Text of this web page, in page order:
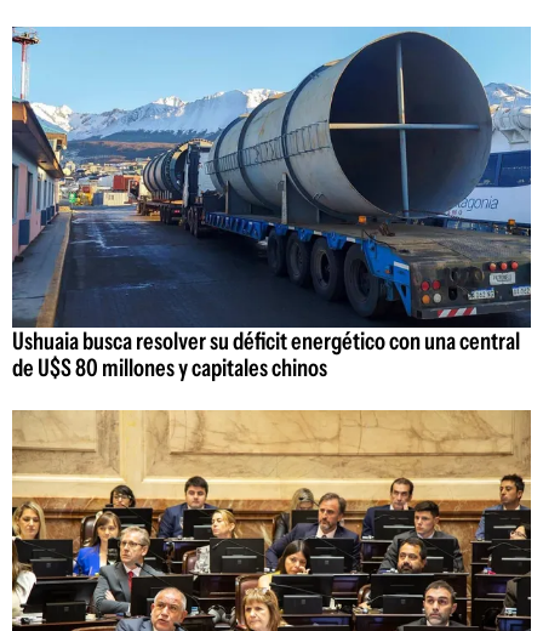
Ushuaia busca resolver su déficit energético con una central
de U$S 80 millones y capitales chinos